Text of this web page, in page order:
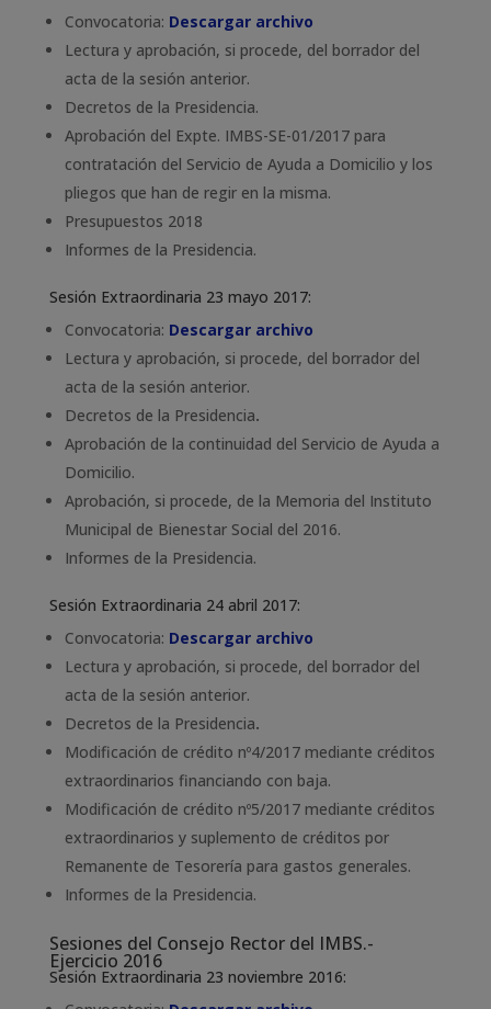
Convocatoria: Descargar archivo
Lectura y aprobación, si procede, del borrador del
acta de la sesión anterior.
Decretos de la Presidencia.
Aprobación del Expte. IMBS-SE-01/2017 para
contratación del Servicio de Ayuda a Domicilio y los
pliegos que han de regir en la misma.
Presupuestos 2018
Informes de la Presidencia.
Sesión Extraordinaria 23 mayo 2017:
Convocatoria: Descargar archivo
Lectura y aprobación, si procede, del borrador del
acta de la sesión anterior.
Decretos de la Presidencia.
Aprobación de la continuidad del Servicio de Ayuda a
Domicilio.
Aprobación, si procede, de la Memoria del Instituto
Municipal de Bienestar Social del 2016.
Informes de la Presidencia.
Sesión Extraordinaria 24 abril 2017:
Convocatoria: Descargar archivo
Lectura y aprobación, si procede, del borrador del
acta de la sesión anterior.
Decretos de la Presidencia.
Modificación de crédito nº4/2017 mediante créditos
extraordinarios financiando con baja.
Modificación de crédito nº5/2017 mediante créditos
extraordinarios y suplemento de créditos por
Remanente de Tesorería para gastos generales.
Informes de la Presidencia.
Sesiones del Consejo Rector del IMBS.-
Ejercicio 2016
Sesión Extraordinaria 23 noviembre 2016: